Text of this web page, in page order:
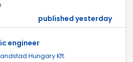
published yesterday
engineer
Hungary Kft.